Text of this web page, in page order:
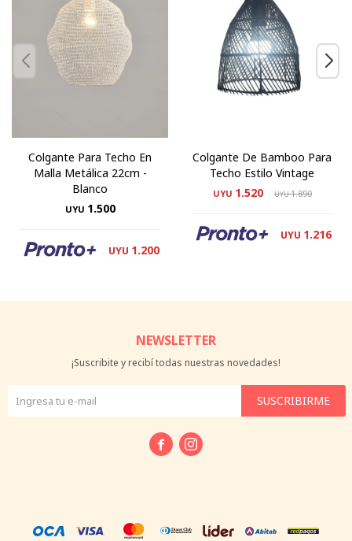
Colgante Para Techo En
Malla Metálica 22cm -
Blanco
UYU 1.500
UYU 1.200
Colgante De Bamboo Para
Techo Estilo Vintage
UYU 1.520 UYU1.890
UYU 1.216
NEWSLETTER
¡Suscribite y recibí todas nuestras novedades!
SUSCRIBIRME
 